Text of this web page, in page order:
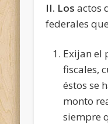
II. Losactos
federales
Exijan el
fiscales,
éstos se
monto
siempre